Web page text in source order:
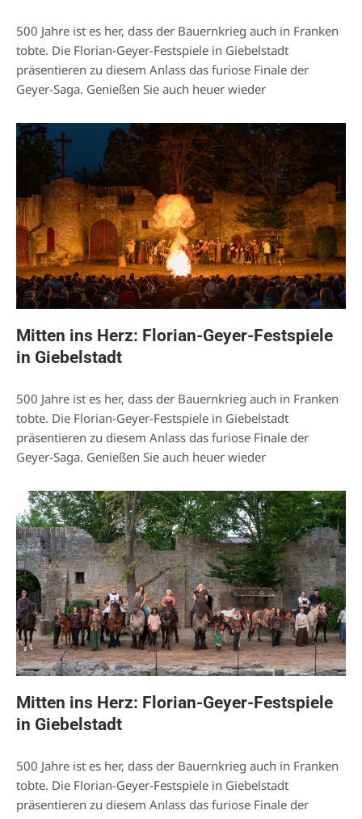
500 Jahre ist es her, dass der Bauernkrieg auch in Franken
tobte. Die Florian-Geyer-Festspiele in Giebelstadt
präsentieren zu diesem Anlass das furiose Finale der
Geyer-Saga. Genießen Sie auch heuer wieder
Mitten ins Herz: Florian-Geyer-Festspiele
in Giebelstadt
500 Jahre ist es her, dass der Bauernkrieg auch in Franken
tobte. Die Florian-Geyer-Festspiele in Giebelstadt
präsentieren zu diesem Anlass das furiose Finale der
Geyer-Saga. Genießen Sie auch heuer wieder
Mitten ins Herz: Florian-Geyer-Festspiele
in Giebelstadt
500 Jahre ist es her, dass der Bauernkrieg auch in Franken
tobte. Die Florian-Geyer-Festspiele in Giebelstadt
präsentieren zu diesem Anlass das furiose Finale der